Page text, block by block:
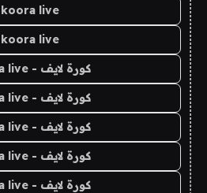
koora live
koora live
كورة لايف - koora live
كورة لايف - koora live
كورة لايف - koora live
كورة لايف - koora live
كورة لايف - koora live